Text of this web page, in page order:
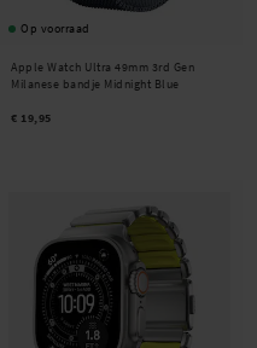
Op voorraad
Apple Watch Ultra 49mm 3rd Gen
Milanese bandje Midnight Blue
€ 19,95